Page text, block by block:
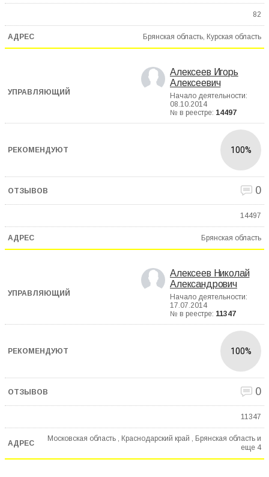
82
Брянская область, Курская область
Алексеев Игорь
Алексеевич
Начало деятельности:
08.10.2014
№ в реестре: 14497
100%
0
14497
Брянская область
Алексеев Николай
Александрович
Начало деятельности:
17.07.2014
№ в реестре: 11347
100%
0
11347
Московская область , Краснодарский край , Брянская область и
еще 4